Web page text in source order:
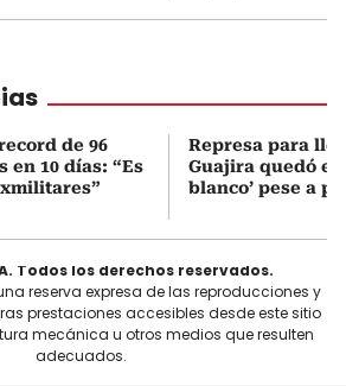
de 96
en 10 días: “Es
Represa para
Guajira quedó en
blanco’ pese a
Todos los derechos reservados.
reserva expresa de las reproducciones y
prestaciones accesibles desde este sitio
mecánica u otros medios que resulten
adecuados.